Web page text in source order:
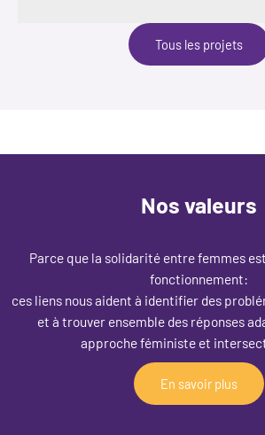
Tous les projets
Nos valeurs
Parce que la solidarité entre femmes
fonctionnement:
ces liens nous aident à identifier des
et à trouver ensemble des réponses
approche féministe et
En savoir plus